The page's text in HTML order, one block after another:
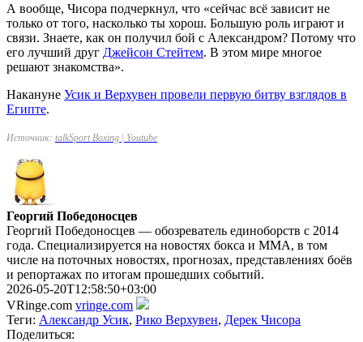
А вообще, Чисора подчеркнул, что «сейчас всё зависит не
только от того, насколько ты хорош. Большую роль играют и
связи. Знаете, как он получил бой с Александром? Потому что
его лучший друг Джейсон Стейтем. В этом мире многое
решают знакомства».
Накануне Усик и Верхувен провели первую битву взглядов в
Египте.
Источник: talkSport Boxing | Youtube
Георгий Победоносцев
Георгий Победоносцев — обозреватель единоборств с 2014
года. Специализируется на новостях бокса и ММА, в том
числе на поточных новостях, прогнозах, представлениях боёв
и репортажах по итогам прошедших событий.
2026-05-20T12:58:50+03:00
VRinge.com vringe.com
Теги: Александр Усик, Рико Верхувен, Дерек Чисора
Поделиться: